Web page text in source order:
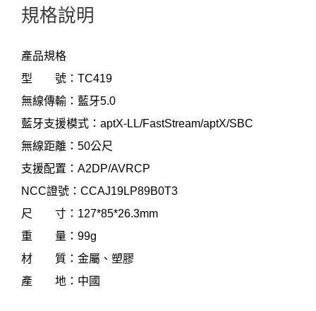
規格說明
產品規格
型 號：TC419
無線傳輸：藍牙5.0
藍牙支援模式：aptX-LL/FastStream/aptX/SBC
無線距離：50公尺
支援配置：A2DP/AVRCP
NCC證號：CCAJ19LP89B0T3
尺 寸：127*85*26.3mm
重 量：99g
材 質：金屬、塑膠
產 地：中國